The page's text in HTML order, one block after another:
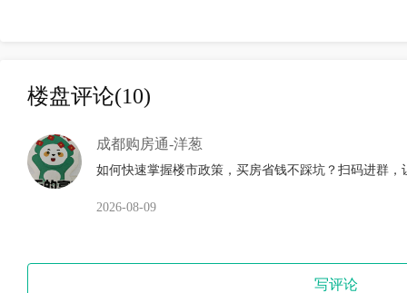
楼盘评论(10)
成都购房通-洋葱
如何快速掌握楼市政策，买房省钱不踩坑？扫码进群
2026-08-09
写评论